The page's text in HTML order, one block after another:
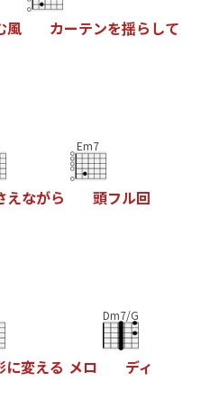
風 カーテンを揺ら して
えながら
Em7
頭フル回
に変える メロ
Dm7/G
ディ